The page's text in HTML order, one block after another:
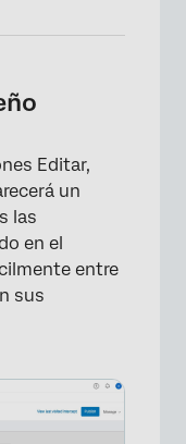
Editar,
un
las
en el
entre
sus